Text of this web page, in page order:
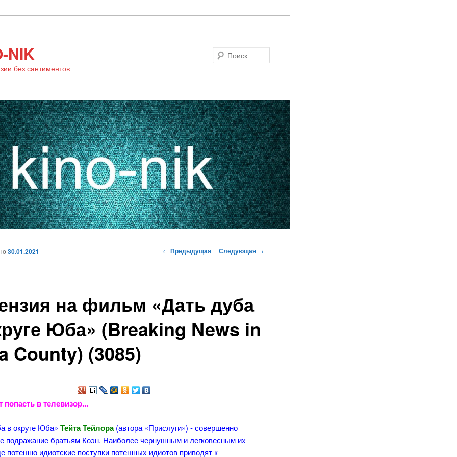
NIK
без сантиментов
Навигация
← Предыдущая Следующая →
на фильм «Дать дуба
Юба» (Breaking News in
County) (3085)
30.01.2021
попасть в телевизор...
в округе Юба»Тейта Тейлора(автора «Прислуги») - совершенно
подражание братьям Коэн. Наиболее чернушным и легковесным их
потешно идиотские поступки потешных идиотов приводят к